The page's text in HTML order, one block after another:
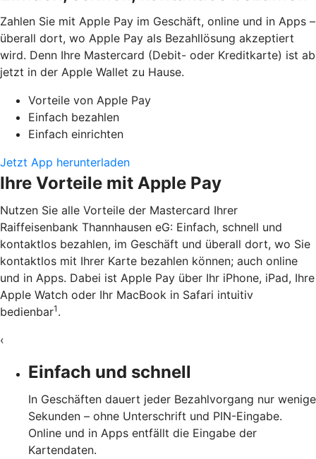
Zahlen Sie mit Apple Pay im Geschäft, online und in Apps –
überall dort, wo Apple Pay als Bezahllösung akzeptiert
wird. Denn Ihre Mastercard (Debit- oder Kreditkarte) ist ab
jetzt in der Apple Wallet zu Hause.
Vorteile von Apple Pay
Einfach bezahlen
Einfach einrichten
Jetzt App herunterladen
Ihre Vorteile mit Apple Pay
Nutzen Sie alle Vorteile der Mastercard Ihrer
Raiffeisenbank Thannhausen eG: Einfach, schnell und
kontaktlos bezahlen, im Geschäft und überall dort, wo Sie
kontaktlos mit Ihrer Karte bezahlen können; auch online
und in Apps. Dabei ist Apple Pay über Ihr iPhone, iPad, Ihre
Apple Watch oder Ihr MacBook in Safari intuitiv
bedienbar1 .
‹
Einfach und schnell
In Geschäften dauert jeder Bezahlvorgang nur wenige
Sekunden – ohne Unterschrift und PIN-Eingabe.
Online und in Apps entfällt die Eingabe der
Kartendaten.